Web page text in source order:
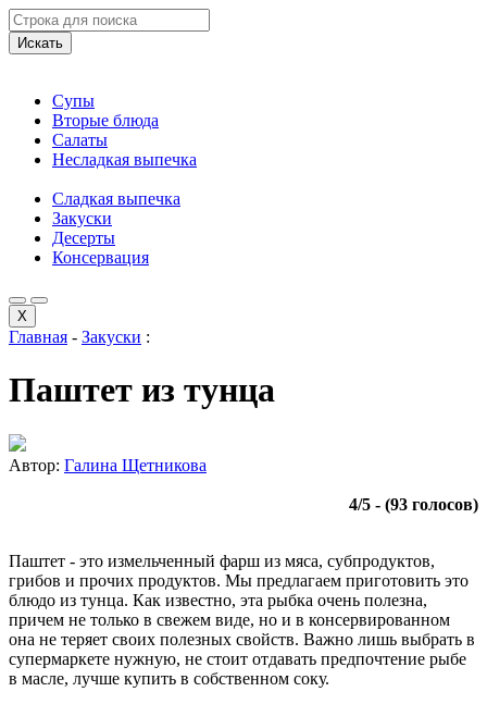
Искать
Супы
Вторые блюда
Салаты
Несладкая выпечка
Сладкая выпечка
Закуски
Десерты
Консервация
X
Главная - Закуски :
Паштет из тунца
Автор: Галина Щетникова
4/5 - (93 голосов)
Паштет - это измельченный фарш из мяса, субпродуктов,
грибов и прочих продуктов. Мы предлагаем приготовить это
блюдо из тунца. Как известно, эта рыбка очень полезна,
причем не только в свежем виде, но и в консервированном
она не теряет своих полезных свойств. Важно лишь выбрать в
супермаркете нужную, не стоит отдавать предпочтение рыбе
в масле, лучше купить в собственном соку.